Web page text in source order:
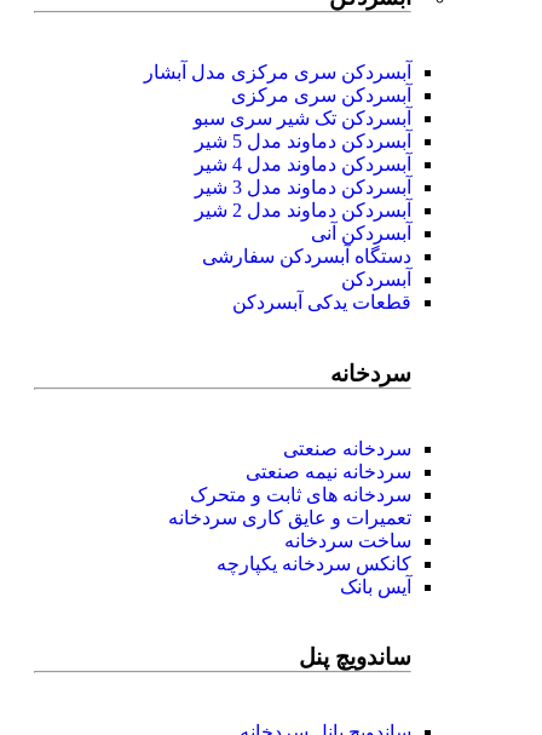
آبسردکن سری مرکزی مدل آبشار
آبسردکن سری مرکزی
آبسردکن تک شیر سری سبو
آبسردکن دماوند مدل 5 شیر
آبسردکن دماوند مدل 4 شیر
آبسردکن دماوند مدل 3 شیر
آبسردکن دماوند مدل 2 شیر
آبسردکن آنی
دستگاه آبسردکن سفارشی
آبسردکن
قطعات یدکی آبسردکن
سردخانه
سردخانه صنعتی
سردخانه نیمه صنعتی
سردخانه های ثابت و متحرک
تعمیرات و عایق کاری سردخانه
ساخت سردخانه
کانکس سردخانه یکپارچه
آیس بانک
ساندویچ پنل